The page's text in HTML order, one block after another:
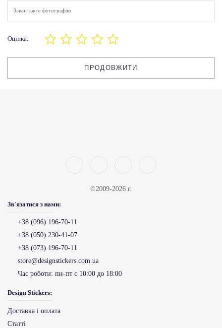
Завантажте фотографію
Оцінка:
ПРОДОВЖИТИ
©2009-2026 г.
Зв'язатися з нами:
+38 (096) 196-70-11
+38 (050) 230-41-07
+38 (073) 196-70-11
store@designstickers.com.ua
Час роботи: пн-пт с 10:00 до 18:00
Design Stickers:
Доставка і оплата
Статті